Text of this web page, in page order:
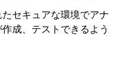
セキュアな環境でアナ
作成、テストできるよう